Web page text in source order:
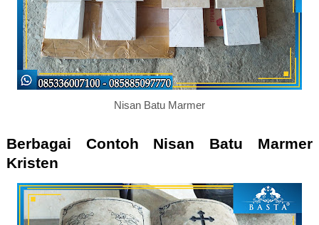
Nisan Batu Marmer
Berbagai Contoh Nisan Batu Marmer
Kristen